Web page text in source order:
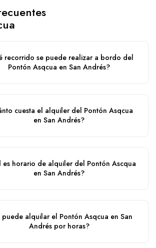
recorrido se puede realizar a bordo del
Pontón Asqcua en San Andrés?
cuesta el alquiler del Pontón Asqcua
en San Andrés?
ya que aplican precios por cambio de
es horario de alquiler del Pontón Ascqua
en San Andrés?
puede alquilar el Pontón Asqcua en San
Andrés por horas?